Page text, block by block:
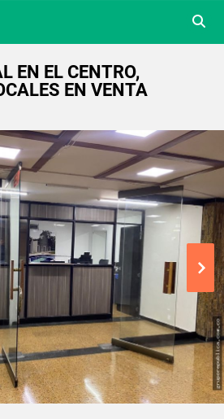
EN EL CENTRO,
EN VENTA